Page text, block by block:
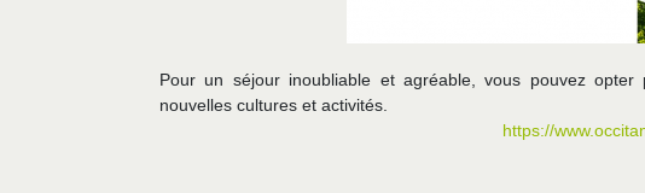
Pour un séjour inoubliable et agréable, vous pouvez
nouvelles cultures et activités.
https://